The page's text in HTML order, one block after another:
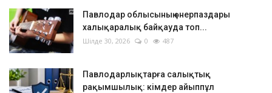
Павлодар облысының өнерпаздары
халықаралық байқауда топ...
Шілде 30, 2026 0 487
Павлодарлықтарға салықтық
рақымшылық: кімдер айыппұл